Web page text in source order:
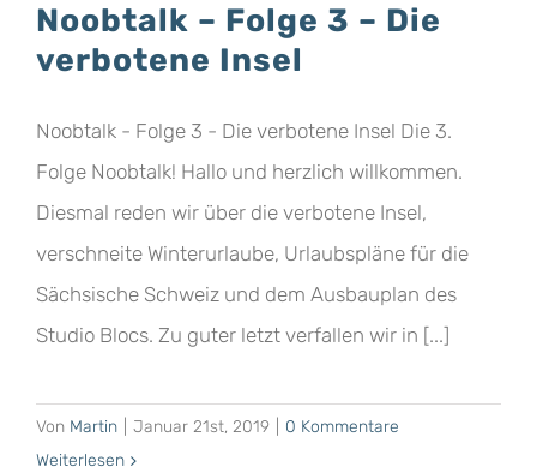
Noobtalk – Folge 3 – Die
verbotene Insel
Noobtalk - Folge 3 - Die verbotene Insel Die 3.
Folge Noobtalk! Hallo und herzlich willkommen.
Diesmal reden wir über die verbotene Insel,
verschneite Winterurlaube, Urlaubspläne für die
Sächsische Schweiz und dem Ausbauplan des
Studio Blocs. Zu guter letzt verfallen wir in [...]
Von Martin Januar 21st, 2019
0 Kommentare
Weiterlesen